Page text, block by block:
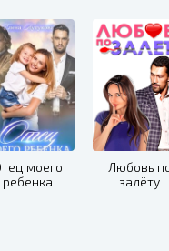
моего
ребенка
Любовь
залёту